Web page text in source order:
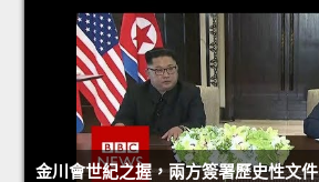
金川會世紀之握，兩方簽署歷史性文件